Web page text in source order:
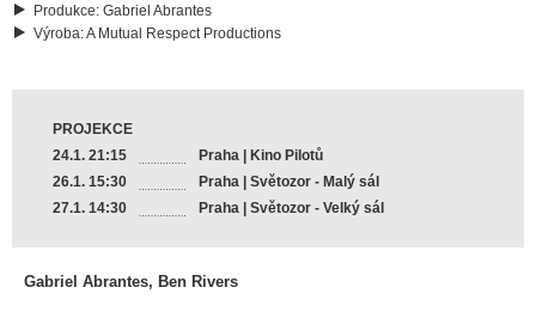
Produkce: Gabriel Abrantes
Výroba:A Mutual Respect Productions
PROJEKCE
24.1. 21:15
Praha | Kino Pilotů
26.1. 15:30
Praha | Světozor - Malý sál
27.1. 14:30
Praha | Světozor - Velký sál
Gabriel Abrantes, Ben Rivers